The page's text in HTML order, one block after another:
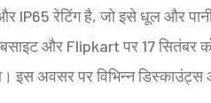
रेटिंग है, जो इसे धूल और पानी
और Flipkart पर 17 सितंबर
इस अवसर पर विभिन्न डिस्काउंट्स